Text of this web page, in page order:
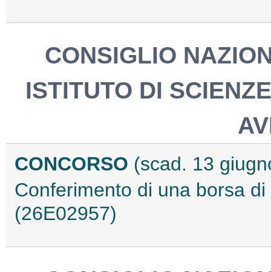
CONSIGLIO
ISTITUTO DI
CONCORSO (scad. 13
Conferimento di una borsa
(26E02957)